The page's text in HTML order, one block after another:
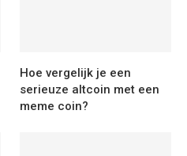
Hoe vergelijk je een
serieuze altcoin met een
meme coin?